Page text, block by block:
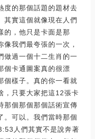
度的那個話題的題材去
其實這個就像現在人們
的，他只是卡面是那
我們最夸張的一次，
做過一個十二生肖的一
個卡通圖案真的很漂
個樣子。真的你一看就
，只要大家把這12張卡
那個那個那個話術宣傳
。可以。我們當時那個
人們其實不是說奔著